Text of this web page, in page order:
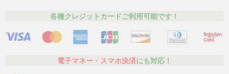
各種クレジットカードご利用可能です！
電子マネー・スマホ決済にも対応！